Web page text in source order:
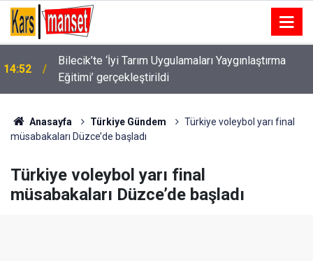
14:51
Mardin’de iki aile arasındaki husumet barışla sona
erdi
Anasayfa Türkiye Gündem
Türkiye voleybol yarı final
müsabakaları Düzce’de başladı
Türkiye voleybol yarı final
müsabakaları Düzce’de başladı